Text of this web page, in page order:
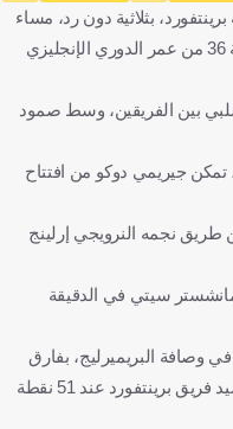
عمر مرموش
مصر كرة قدم
بثلاثية دون رد، مساء
اليوم السبت، على ملعب الاتحاد، في الجولة 36 من عمر الدوري الإنجليزي
بين الفريقين، وسط صمود
الشوط الثاني، وتحديدا في الدقيقة 60، تمكن جيريمي دوكو من افتتاح
سيتي، تقدمه في الدقيقة 75 عن طريق نجمه النرويجي إرلينج
سيتي في الدقيقة
سيتي إلى 74 نقطة، في وصافة البريميرليج، بفارق
نقطتين عن المتصدر آرسنال، فيما تجمد رصيد فريق برينتفورد عند 51 نقطة